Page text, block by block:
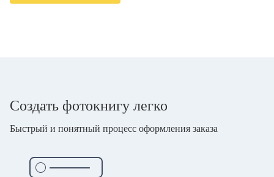
Создать фотокнигу легко
Быстрый и понятный процесс оформления заказа